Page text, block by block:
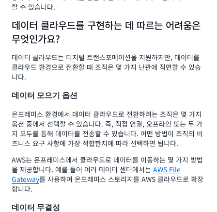
할 수 있습니다.
데이터 클라우드를 구현하는 데 따르는 어려움은
무엇인가요?
데이터 클라우드는 디지털 트랜스포메이션을 지원하지만, 데이터를
클라우드 환경으로 전환할 때 조직은 몇 가지 난관에 직면할 수 있습
니다.
데이터 모으기 옵션
온프레미스 환경에서 데이터 클라우드로 전환하려는 조직은 몇 가지
옵션 중에서 선택할 수 있습니다. 즉, 직접 연결, 오프라인 또는 두 가
지 모두를 통해 데이터를 전송할 수 있습니다. 어떤 방법이 조직의 비
즈니스 요구 사항에 가장 적합한지에 따라 선택하면 됩니다.
AWS는 온프레미스에서 클라우드로 데이터를 이동하는 몇 가지 방법
을 제공합니다. 예를 들어 여러 데이터 센터에서는 AWS File
Gateway를 사용하여 온프레미스 스토리지를 AWS 클라우드로 확장
합니다.
데이터 무결성